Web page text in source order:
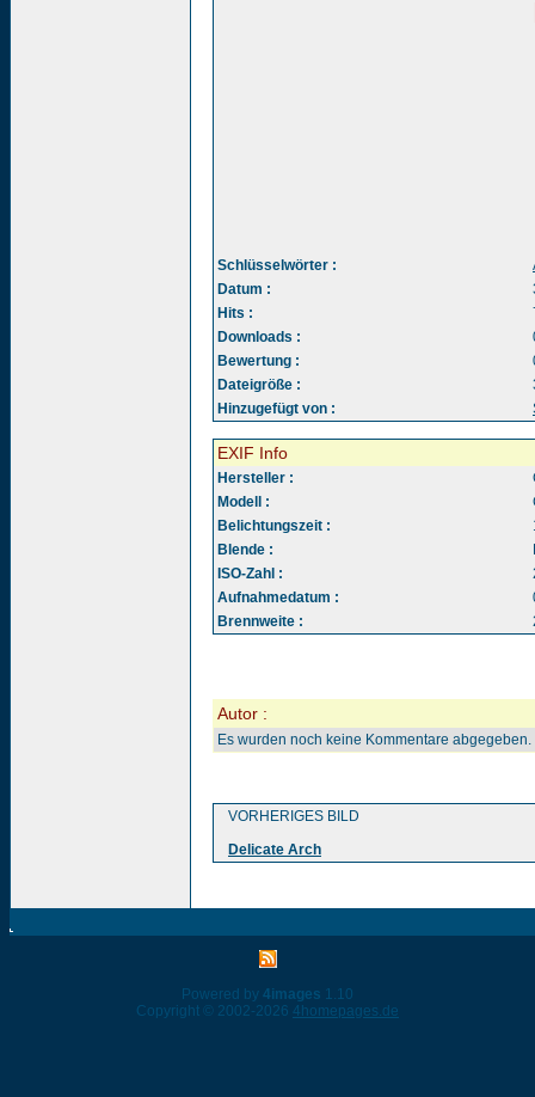
Schlüsselwörter :
Datum :
Hits :
Downloads :
Bewertung :
Dateigröße :
Hinzugefügt von :
EXIF Info
Hersteller :
Modell :
Belichtungszeit :
Blende :
ISO-Zahl :
Aufnahmedatum :
Brennweite :
Autor :
Es wurden noch keine Kommentare abgegeben.
VORHERIGES BILD
Delicate Arch
Powered by 4images 1.10
Copyright © 2002-2026 4homepages.de